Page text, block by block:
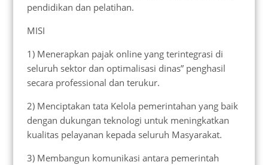
pendidikan dan pelatihan.
MISI
1) Menerapkan pajak online yang terintegrasi di
seluruh sektor dan optimalisasi dinas” penghasil
secara professional dan terukur.
2) Menciptakan tata Kelola pemerintahan yang baik
dengan dukungan teknologi untuk meningkatkan
kualitas pelayanan kepada seluruh Masyarakat.
3) Membangun komunikasi antara pemerintah